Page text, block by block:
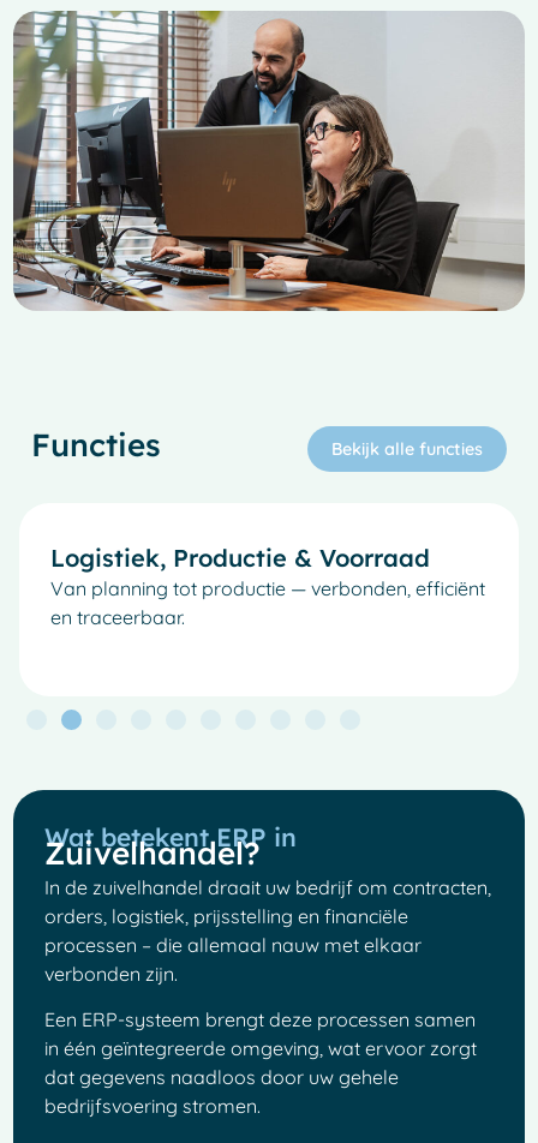
Functies Bekijk alle functies
Logistiek, Productie & Voorraad
Van planning tot productie — verbonden, efficiënt
en traceerbaar.
Wat betekent ERP in
Zuivelhandel?
In de zuivelhandel draait uw bedrijf om contracten,
orders, logistiek, prijsstelling en financiële
processen – die allemaal nauw met elkaar
verbonden zijn.
Een ERP-systeem brengt deze processen samen
in één geïntegreerde omgeving, wat ervoor zorgt
dat gegevens naadloos door uw gehele
bedrijfsvoering stromen.